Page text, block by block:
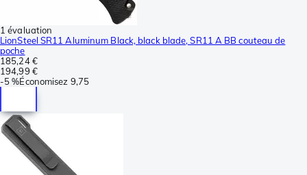
1 évaluation
LionSteel SR11 Aluminum Black, black blade, SR11 A BB couteau de
poche
185,24 €
194,99 €
-5 %Économisez 9,75